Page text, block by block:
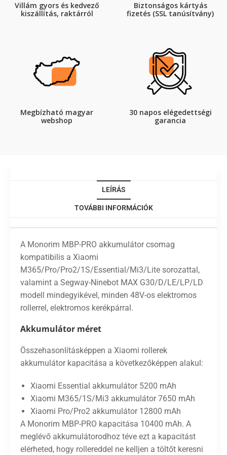
Villám gyors és kedvező
kiszállítás, raktárról
Biztonságos kártyás
fizetés (SSL tanúsítvány)
Megbízható magyar
webshop
30 napos elégedettségi
garancia
LEÍRÁS
TOVÁBBI INFORMÁCIÓK
A Monorim MBP-PRO akkumulátor csomag
kompatibilis a Xiaomi
M365/Pro/Pro2/1S/Essential/Mi3/Lite sorozattal,
valamint a Segway-Ninebot MAX G30/D/LE/LP/LD
modell mindegyikével, minden 48V-os elektromos
rollerrel, elektromos kerékpárral.
Akkumulátor méret
Összehasonlításképpen a Xiaomi rollerek
akkumulátor kapacitása a következőképpen alakul:
Xiaomi Essential akkumulátor 5200 mAh
Xiaomi M365/1S/Mi3 akkumulátor 7650 mAh
Xiaomi Pro/Pro2 akkumulátor 12800 mAh
A Monorim MBP-PRO kapacitása 10400 mAh. A
meglévő akkumulátorodhoz téve ezt a kapacitást
elérheted, hogy rollereddel ne kelljen a töltőt keresni